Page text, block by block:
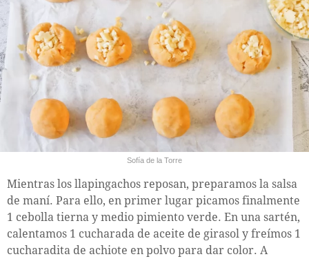
Sofía de la Torre
Mientras los llapingachos reposan, preparamos la salsa
de maní. Para ello, en primer lugar picamos finalmente
1 cebolla tierna y medio pimiento verde. En una sartén,
calentamos 1 cucharada de aceite de girasol y freímos 1
cucharadita de achiote en polvo para dar color. A